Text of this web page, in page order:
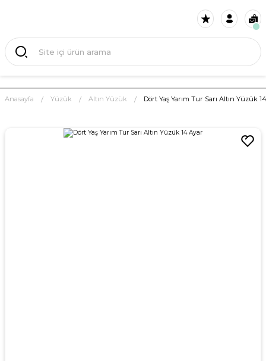
Anasayfa Yüzük Altın Yüzük Dört Yaş Yarım Tur Sarı Altın Yüzük